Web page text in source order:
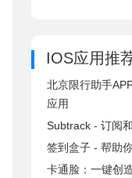
IOS应用推
北京限行助手
应用
Subtrack - 订阅
签到盒子 - 帮助
卡通脸：一键创